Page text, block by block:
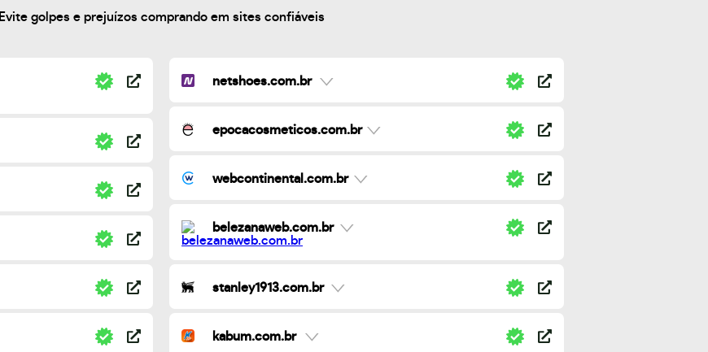
Evite golpes e prejuízos comprando em sites confiáveis
netshoes.com.br
epocacosmeticos.com.br
webcontinental.com.br
belezanaweb.com.br
stanley1913.com.br
kabum.com.br